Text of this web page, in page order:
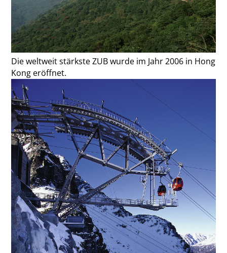
Die weltweit stärkste ZUB wurde im Jahr 2006 in Hong
Kong eröffnet.